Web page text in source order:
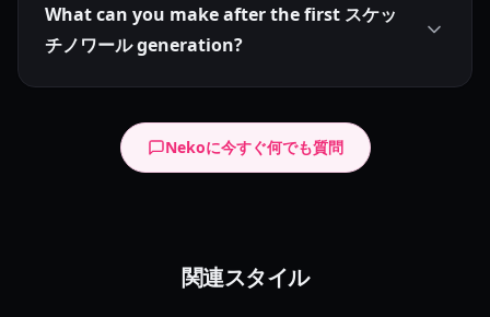
What can you make after the first スケッ
チノワール generation?
Nekoに今すぐ何でも質問
関連スタイル
ゴシックオイルアート